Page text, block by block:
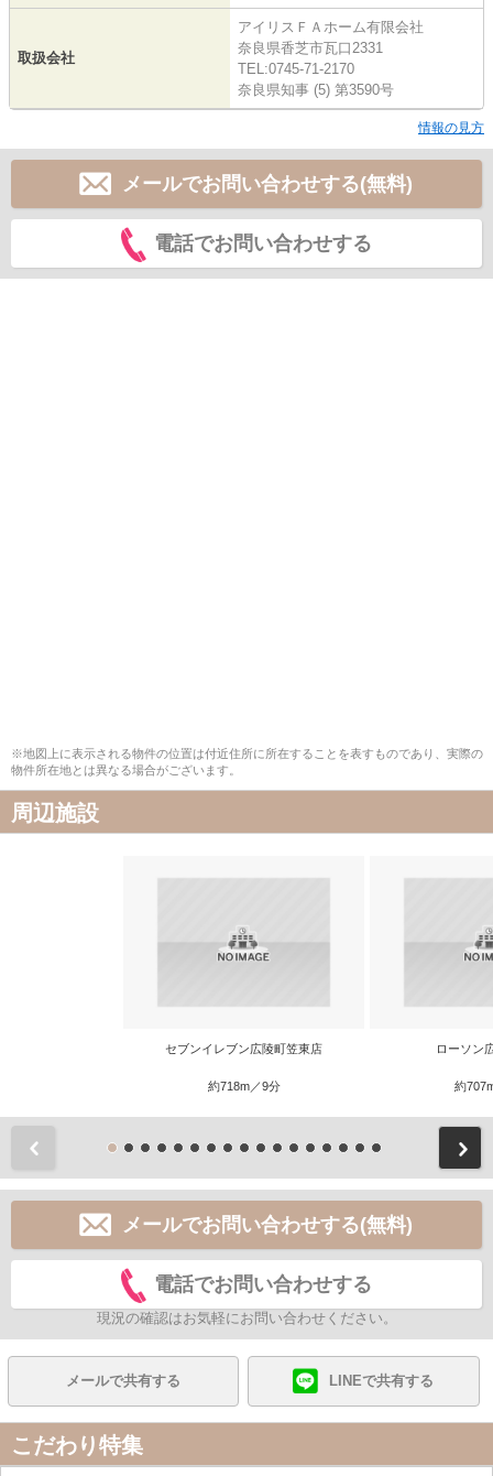
取扱会社
アイリスＦＡホーム有限会社
奈良県香芝市瓦口2331
TEL:0745-71-2170
奈良県知事 (5) 第3590号
情報の見方
メールでお問い合わせする(無料)
電話でお問い合わせする
※地図上に表示される物件の位置は付近住所に所在することを表すものであり、実際の
物件所在地とは異なる場合がございます。
周辺施設
セブンイレブン広陵町笠東店
約718m／9分
ローソン
約
メールでお問い合わせする(無料)
電話でお問い合わせする
現況の確認はお気軽にお問い合わせください。
メールで共有する LINEで共有する
こだわり特集